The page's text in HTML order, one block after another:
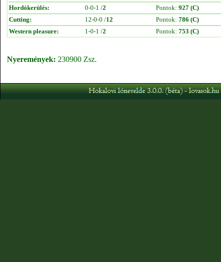
Hordókerülés:
0-0-1 /2 Pontok: 927 (C)
Cutting:
12-0-0 /12 Pontok: 786 (C)
Western pleasure:
1-0-1 /2 Pontok: 753 (C)
Nyeremények: 230900 Zsz.